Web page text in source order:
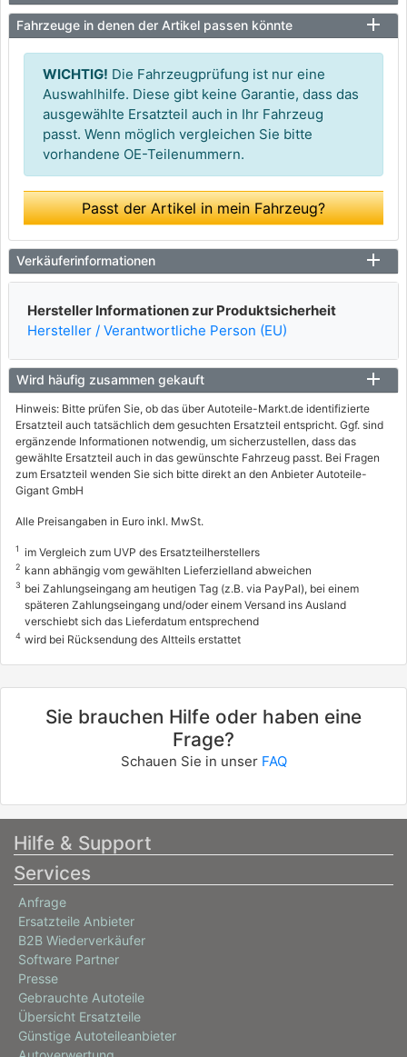
Fahrzeuge in denen der Artikel passen könnte
WICHTIG! Die Fahrzeugprüfung ist nur eine
Auswahlhilfe. Diese gibt keine Garantie, dass das
ausgewählte Ersatzteil auch in Ihr Fahrzeug
passt. Wenn möglich vergleichen Sie bitte
vorhandene OE-Teilenummern.
Passt der Artikel in mein Fahrzeug?
Verkäuferinformationen
Hersteller Informationen zur Produktsicherheit
Hersteller / Verantwortliche Person (EU)
Wird häufig zusammen gekauft
Hinweis: Bitte prüfen Sie, ob das über Autoteile-Markt.de identifizierte
Ersatzteil auch tatsächlich dem gesuchten Ersatzteil entspricht. Ggf. sind
ergänzende Informationen notwendig, um sicherzustellen, dass das
gewählte Ersatzteil auch in das gewünschte Fahrzeug passt. Bei Fragen
zum Ersatzteil wenden Sie sich bitte direkt an den Anbieter Autoteile-
Gigant GmbH
Alle Preisangaben in Euro inkl. MwSt.
1 im Vergleich zum UVP des Ersatzteilherstellers
2 kann abhängig vom gewählten Lieferzielland abweichen
3 bei Zahlungseingang am heutigen Tag (z.B. via PayPal), bei einem
späteren Zahlungseingang und/oder einem Versand ins Ausland
verschiebt sich das Lieferdatum entsprechend
4 wird bei Rücksendung des Altteils erstattet
Sie brauchen Hilfe oder haben eine
Frage?
Schauen Sie in unser FAQ
Hilfe & Support
Services
Anfrage
Ersatzteile Anbieter
B2B Wiederverkäufer
Software Partner
Presse
Gebrauchte Autoteile
Übersicht Ersatzteile
Günstige Autoteileanbieter